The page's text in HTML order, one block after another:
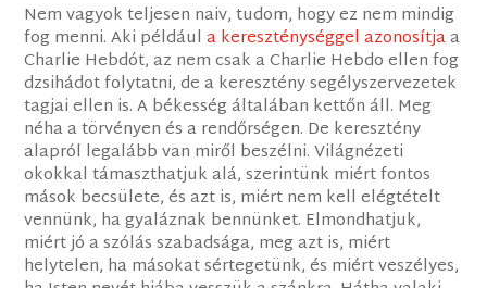
Nem vagyok teljesen naiv, tudom, hogy ez nem mindig
fog menni. Aki példáula kereszténységgel azonosítjaa
Charlie Hebdót, az nem csak a Charlie Hebdo ellen fog
dzsihádot folytatni, de a keresztény segélyszervezetek
tagjai ellen is. A békesség általában kettőn áll. Meg
néha a törvényen és a rendőrségen. De keresztény
alapról legalább van miről beszélni. Világnézeti
okokkal támaszthatjuk alá, szerintünk miért fontos
mások becsülete, és azt is, miért nem kell elégtételt
vennünk, ha gyaláznak bennünket. Elmondhatjuk,
miért jó a szólás szabadsága, meg azt is, miért
helytelen, ha másokat sértegetünk, és miért veszélyes,